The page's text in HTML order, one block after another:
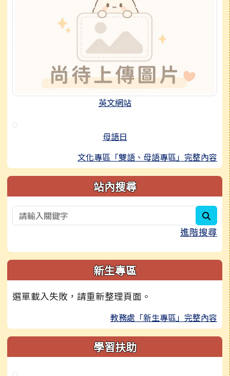
英文網站
母語日
文化專區「雙語、母語專區」完整內容
站內搜尋
進階搜尋
新生專區
選單載入失敗，請重新整理頁面。
教務處「新生專區」完整內容
學習扶助